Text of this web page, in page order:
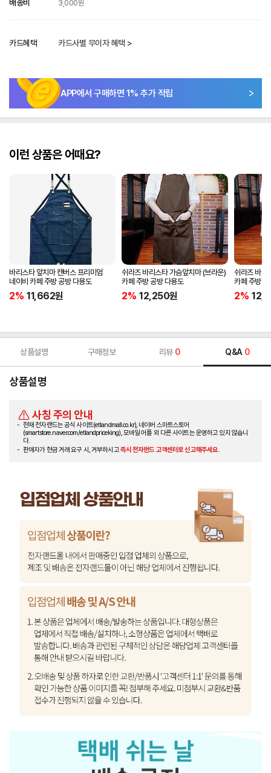
배송비
3,000원
카드혜택 카드사별 무이자 혜택 >
APP에서 구매하면 1% 추가 적립
이런 상품은 어때요?
바리스타 앞치마 캔버스 프리미엄
네이비 카페 주방 공방 다용도
2% 11,662원
쉬라즈 바리스타 가슴앞치마 (브라운)
카페 주방 공방 다용도
2% 12,250원
쉬라즈 바리
카페 주방 공
2%
상품설명 구매정보 리뷰 0 Q&A 0
상품설명
사칭 주의 안내
현재 전자랜드는 공식 사이트(etlandmall.co.kr), 네이버 스마트스토어
(smartstore.naver.com/etlandpriceking), 모바일 어플 외 다른 사이트는 운영하고 있지 않습니
다.
판매자가 현금 거래 요구 시, 거부하시고즉시 전자랜드 고객센터로 신고해주세요.